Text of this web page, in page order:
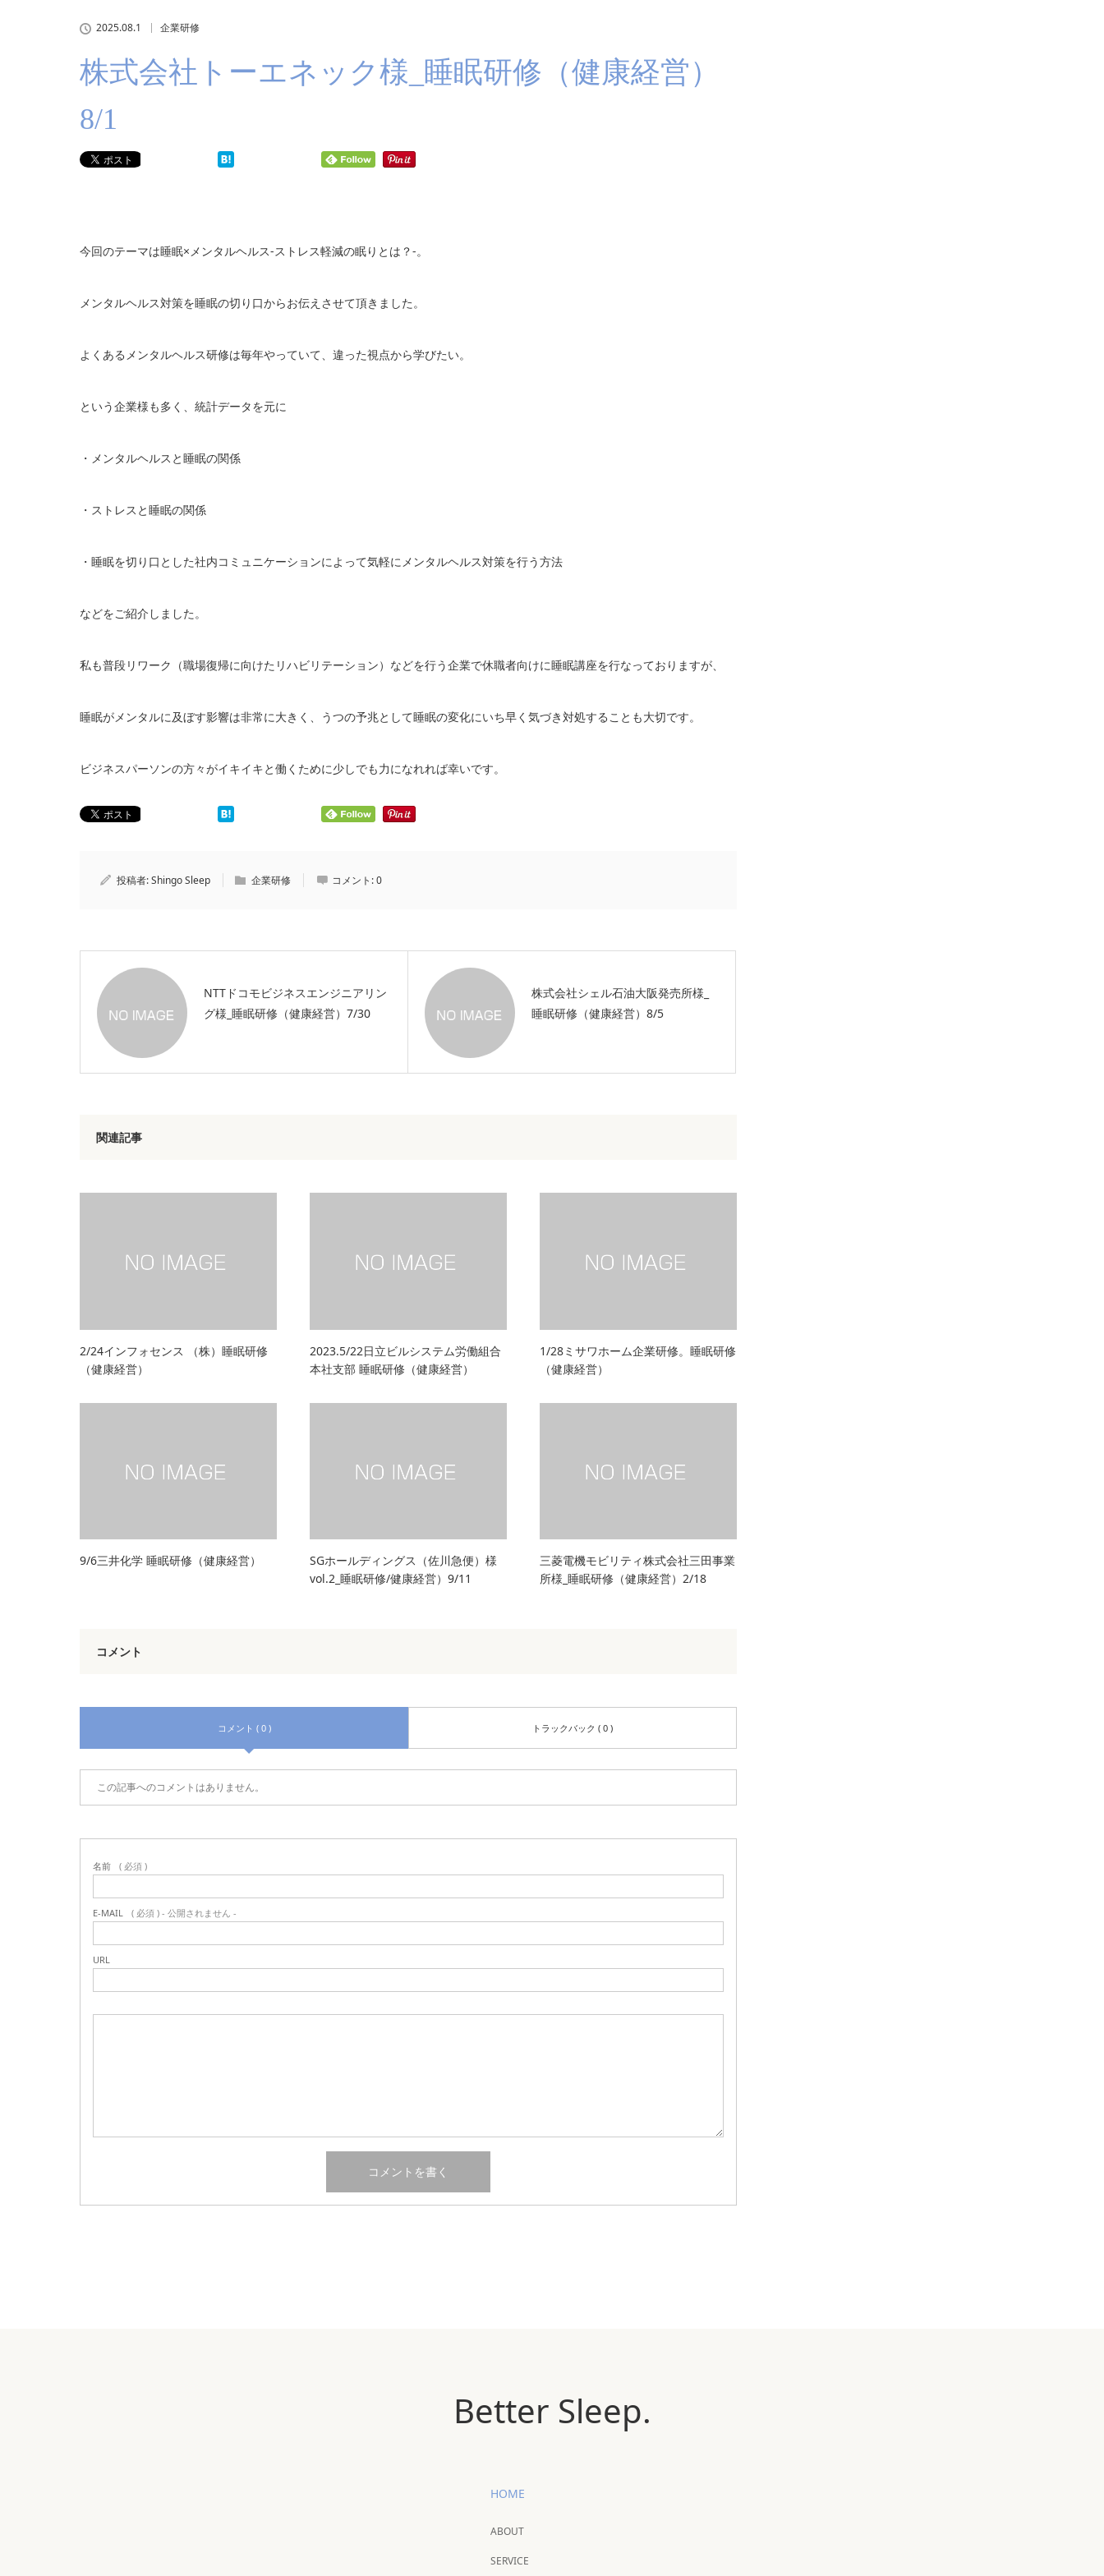
2025.08.1 企業研修
株式会社トーエネック様_睡眠研修（健康経営）
8/1
今回のテーマは睡眠×メンタルヘルス-ストレス軽減の眠りとは？-。
メンタルヘルス対策を睡眠の切り口からお伝えさせて頂きました。
よくあるメンタルヘルス研修は毎年やっていて、違った視点から学びたい。
という企業様も多く、統計データを元に
・メンタルヘルスと睡眠の関係
・ストレスと睡眠の関係
・睡眠を切り口とした社内コミュニケーションによって気軽にメンタルヘルス対策を行う方法
などをご紹介しました。
私も普段リワーク（職場復帰に向けたリハビリテーション）などを行う企業で休職者向けに睡眠講座を行なっておりますが、
睡眠がメンタルに及ぼす影響は非常に大きく、うつの予兆として睡眠の変化にいち早く気づき対処することも大切です。
ビジネスパーソンの方々がイキイキと働くために少しでも力になれれば幸いです。
投稿者:Shingo Sleep 企業研修 コメント:0
NTTドコモビジネスエンジニアリン
グ様_睡眠研修（健康経営）7/30
株式会社シェル石油大阪発売所様_
睡眠研修（健康経営）8/5
関連記事
2/24インフォセンス （株）睡眠研修
（健康経営）
2023.5/22日立ビルシステム労働組合
本社支部 睡眠研修（健康経営）
1/28ミサワホーム企業研修。睡眠研修
（健康経営）
9/6三井化学 睡眠研修（健康経営）
SGホールディングス（佐川急便）様
vol.2_睡眠研修/健康経営）9/11
三菱電機モビリティ株式会社三田事業
所様_睡眠研修（健康経営）2/18
コメント
コメント ( 0 ) トラックバック ( 0 )
この記事へのコメントはありません。
名前 ( 必須 )
E-MAIL ( 必須 ) - 公開されません -
URL
Better Sleep.
HOME
ABOUT
SERVICE